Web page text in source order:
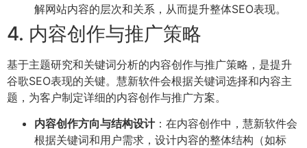
解网站内容的层次和关系，从而提升整体SEO表现。
4. 内容创作与推广策略
基于主题研究和关键词分析的内容创作与推广策略，是提升
谷歌SEO表现的关键。慧新软件会根据关键词选择和内容主
题，为客户制定详细的内容创作与推广方案。
内容创作方向与结构设计：在内容创作中，慧新软件会
根据关键词和用户需求，设计内容的整体结构（如标